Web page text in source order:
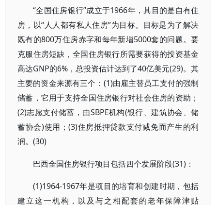
“全国住房银行”成立于1966年，其目的是自有住
房，以“人人都有私人住房”为目标。目标是为了解决
既有的800万住房赤字和每年新增5000套的问题。要
克服住房短缺，全国住房银行所需要获得的投资基金
高达GNP的6%，总投资估计达到了40亿美元(29)。其
主要的资金来源有三个：(1)由雇主替员工支付的强制
储蓄，它用于支持全国住房银行对社会住房的资助；
(2)志愿支付储蓄，由SBPE机构(银行、建筑协会、储
蓄协会)使用；(3)住房抵押贷款支付减免而产生的利
润。(30)
巴西全国住房银行项目包括四个发展阶段(31)：
(1)1964-1967年是项目的培育和创建时期，包括
建立这一机构，以及与之相配套的老年保障津贴